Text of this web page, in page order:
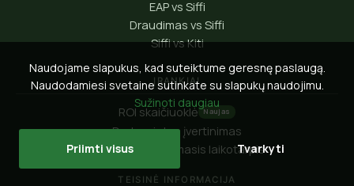
EAP vs Siffi
Draudimas vs Siffi
Siffi vs Kiti
ĮRANKIAI
ROI skaičiuoklė Naujas
Darbo vietos įvertinimas
90 dienų bandomasis laikotarpis
TEISINĖ INFORMACIJA
Naudojame slapukus, kad suteiktume geresnę paslaugą.
Naudodamiesi svetaine sutinkate su slapukų naudojimu.
Sužinoti daugiau
Priimti visus Tvarkyti